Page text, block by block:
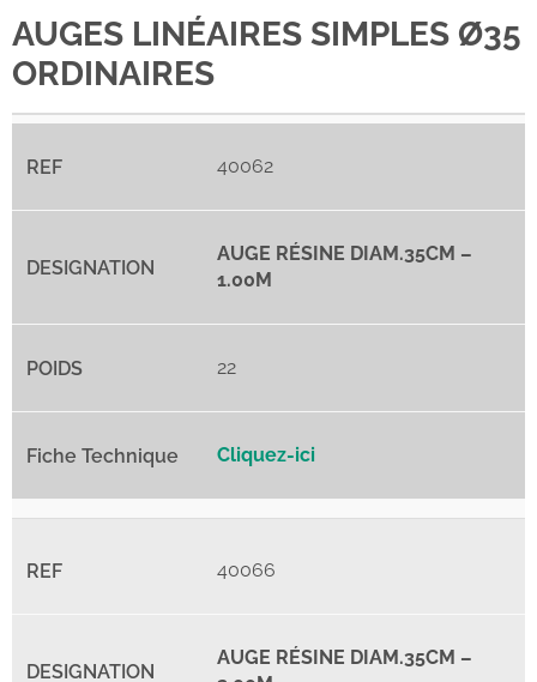
AUGES LINÉAIRES SIMPLES Ø35
ORDINAIRES
40062
AUGE RÉSINE DIAM.35CM –
1.00M
22
Cliquez-ici
40066
AUGE RÉSINE DIAM.35CM –